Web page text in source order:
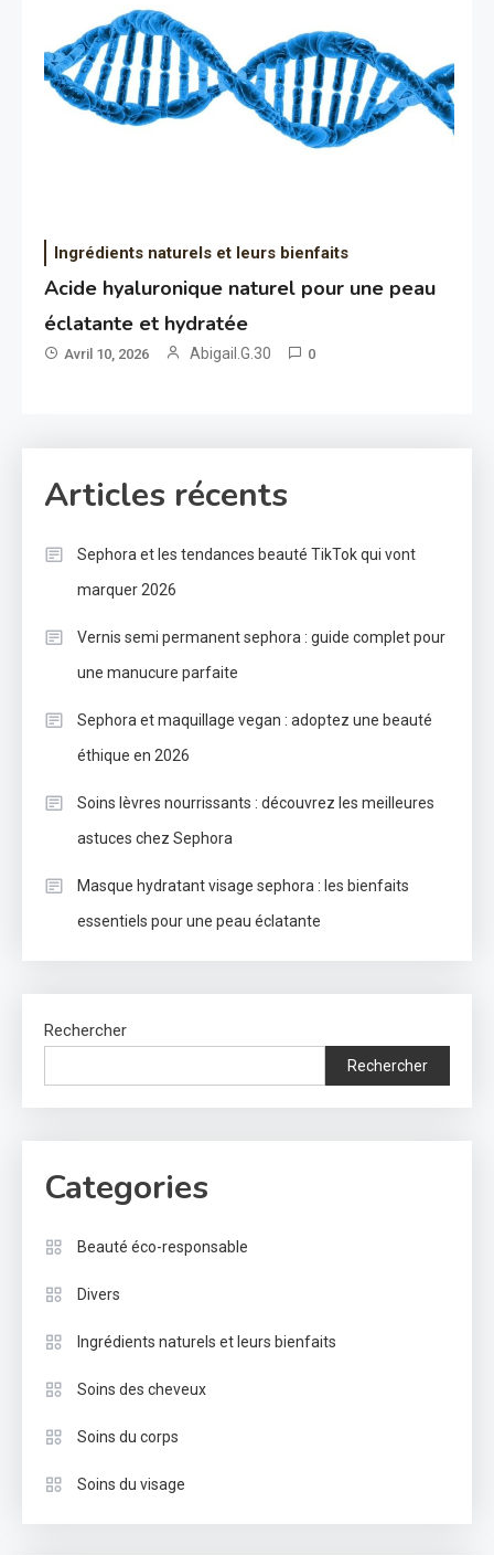
Ingrédients naturels et leurs bienfaits
Acide hyaluronique naturel pour une peau
éclatante et hydratée
Avril 10, 2026 Abigail.G.30 0
Articles récents
Sephora et les tendances beauté TikTok qui vont
marquer 2026
Vernis semi permanent sephora : guide complet pour
une manucure parfaite
Sephora et maquillage vegan : adoptez une beauté
éthique en 2026
Soins lèvres nourrissants : découvrez les meilleures
astuces chez Sephora
Masque hydratant visage sephora : les bienfaits
essentiels pour une peau éclatante
Rechercher
Rechercher
Categories
Beauté éco-responsable
Divers
Ingrédients naturels et leurs bienfaits
Soins des cheveux
Soins du corps
Soins du visage